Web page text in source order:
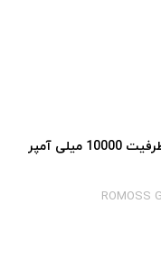
پاوربانک Romoss روموس مدل GT1 با ظرفیت 10000 میلی آمپر
ROMOSS